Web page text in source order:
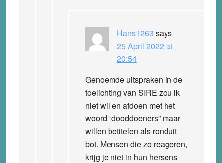
Hans1263 says
25 April 2022 at
20:54
Genoemde uitspraken in de
toelichting van SIRE zou ik
niet willen afdoen met het
woord “dooddoeners” maar
willen betitelen als ronduit
bot. Mensen die zo reageren,
krijg je niet in hun hersens